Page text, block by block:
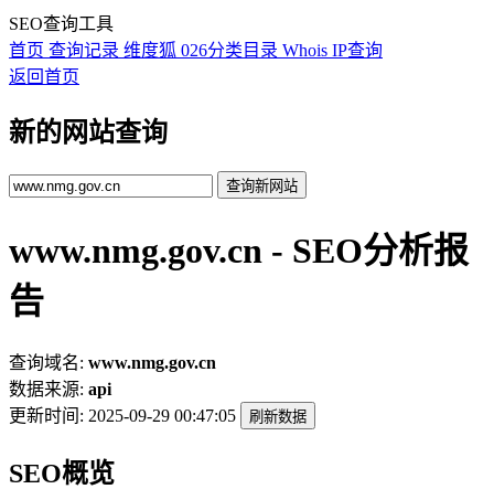
SEO查询工具
首页 查询记录 维度狐 026分类目录 Whois IP查询
返回首页
新的网站查询
查询新网站
www.nmg.gov.cn - SEO分析报
告
查询域名: www.nmg.gov.cn
数据来源: api
更新时间: 2025-09-29 00:47:05 刷新数据
SEO概览